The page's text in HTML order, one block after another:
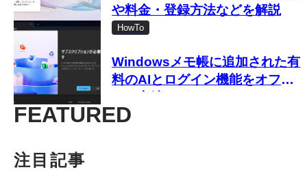
や料金・登録方法などを解説
HowTo
Windowsメモ帳に追加された有
料のAIとログイン機能をオフに
FEATURED
注目記事